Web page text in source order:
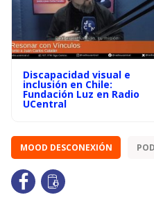
Discapacidad visual e
inclusión en Chile:
Fundación Luz en Radio
UCentral
MOOD DESCONEXIÓN